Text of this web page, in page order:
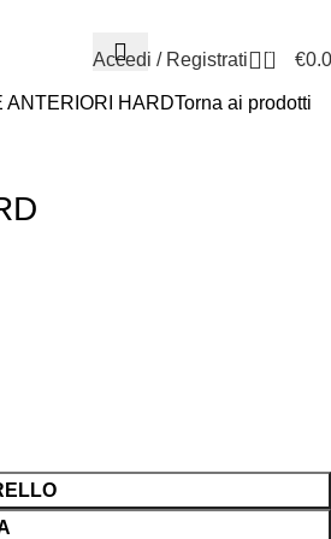
Accedi / Registrati 0 €
ANTERIORI HARDTorna ai prodotti